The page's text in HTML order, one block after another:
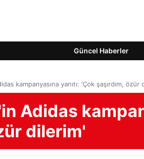
Güncel Haberler
kampanyasına yanıtı: 'Çok şaşırdım, özür
Adidas
dilerim'